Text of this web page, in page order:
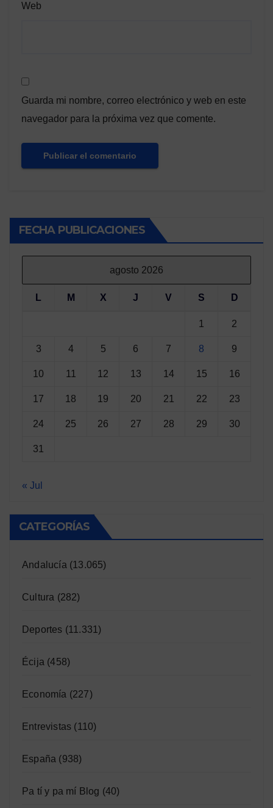
Web
Guarda mi nombre, correo electrónico y web en este
navegador para la próxima vez que comente.
FECHA PUBLICACIONES
agosto 2026
L M X J V S D
1 2
3 4 5 6 7 8 9
10 11 12 13 14 15 16
17 18 19 20 21 22 23
24 25 26 27 28 29 30
31
« Jul
CATEGORÍAS
Andalucía (13.065)
Cultura (282)
Deportes (11.331)
Écija (458)
Economía (227)
Entrevistas (110)
España (938)
Pa tí y pa mí Blog (40)